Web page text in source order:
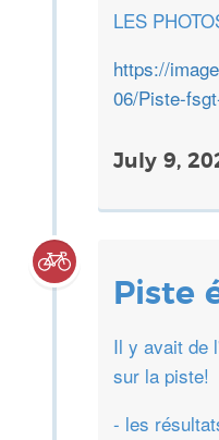
LES
https://
06/Piste-
July 9,
Piste
Il y avait de
sur la piste!
- les